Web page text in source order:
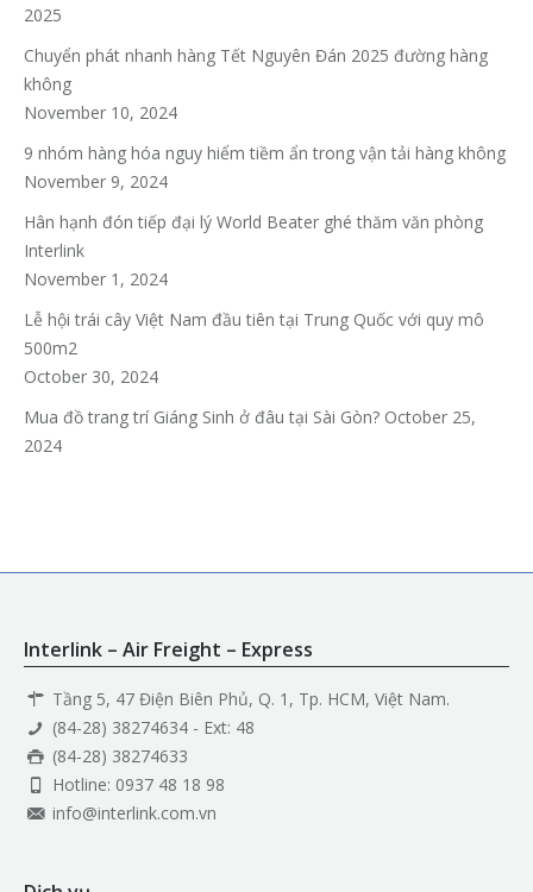
2025
Chuyển phát nhanh hàng Tết Nguyên Đán 2025 đường hàng
không
November 10, 2024
9 nhóm hàng hóa nguy hiểm tiềm ẩn trong vận tải hàng không
November 9, 2024
Hân hạnh đón tiếp đại lý World Beater ghé thăm văn phòng
Interlink
November 1, 2024
Lễ hội trái cây Việt Nam đầu tiên tại Trung Quốc với quy mô
500m2
October 30, 2024
Mua đồ trang trí Giáng Sinh ở đâu tại Sài Gòn? October 25,
2024
Interlink – Air Freight – Express
Tầng 5, 47 Điện Biên Phủ, Q. 1, Tp. HCM, Việt Nam.
(84-28) 38274634 - Ext: 48
(84-28) 38274633
Hotline: 0937 48 18 98
info@interlink.com.vn